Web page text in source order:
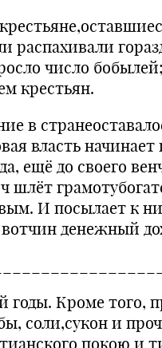
распахивали
число
крестьян.
в
власть
ещё до своего
шлёт
И посылает к
вотчин денежный
Кроме того,
соли,сукон и
покою и